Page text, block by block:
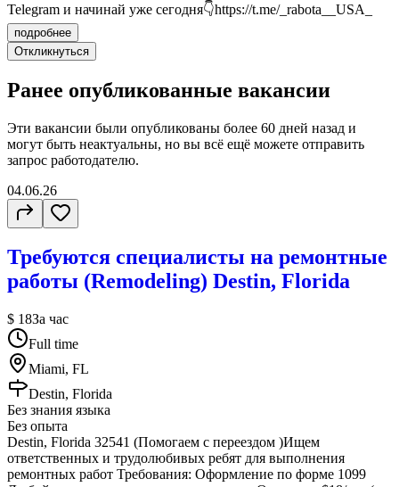
Telegram и начинай уже сегодня👇https://t.me/_rabota__USA_
подробнее
Откликнуться
Ранее опубликованные вакансии
Эти вакансии были опубликованы более 60 дней назад и
могут быть неактуальны, но вы всё ещё можете отправить
запрос работодателю.
04.06.26
Требуются специалисты на ремонтные
работы (Remodeling) Destin, Florida
$ 18За час
Full time
Miami, FL
Destin, Florida
Без знания языка
Без опыта
Destin, Florida 32541 (Помогаем с переездом )Ищем
ответственных и трудолюбивых ребят для выполнения
ремонтных работ Требования: Оформление по форме 1099